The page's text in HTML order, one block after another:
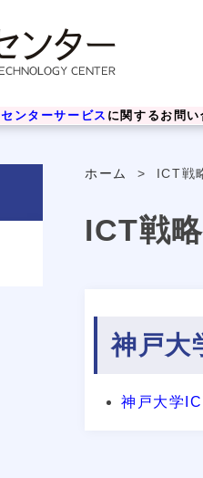
センターサービス に関するお問い
ホーム > ICT戦
ICT戦略
神戸大
神戸大学